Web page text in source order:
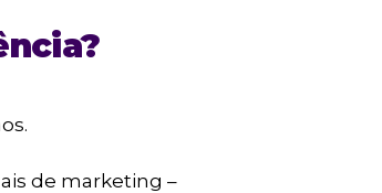
de marketing –